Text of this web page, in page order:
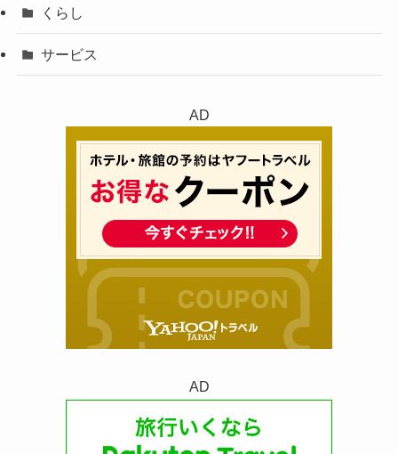
くらし
サービス
AD
AD